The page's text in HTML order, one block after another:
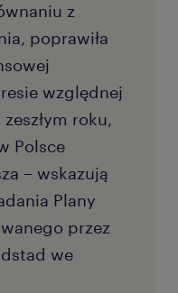
z
poprawiła
względnej
roku,
Polsce
– wskazują
Plany
przez
we